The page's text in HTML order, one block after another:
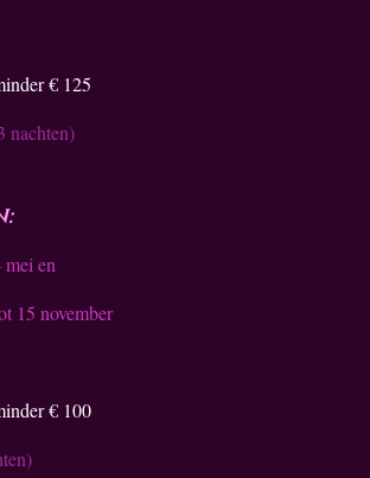
€ 125
nachten)
mei en
15 november
€ 100